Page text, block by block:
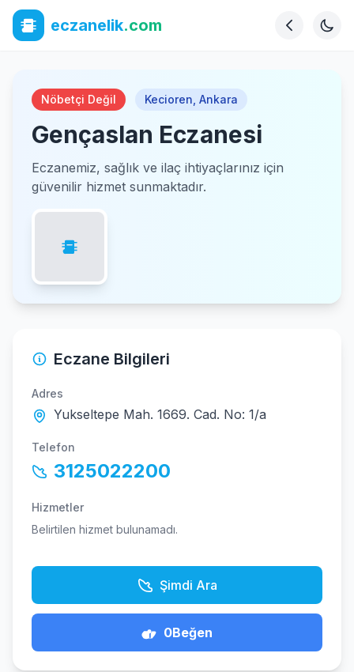
eczanelik.com
Nöbetçi Değil Kecioren Ankara
Gençaslan Eczanesi
Eczanemiz, sağlık ve ilaç ihtiyaçlarınız için
güvenilir hizmet sunmaktadır.
Eczane Bilgileri
Adres
Yukseltepe Mah. 1669. Cad. No: 1/a
Telefon
3125022200
Hizmetler
Belirtilen hizmet bulunamadı.
Şimdi Ara
0Beğen